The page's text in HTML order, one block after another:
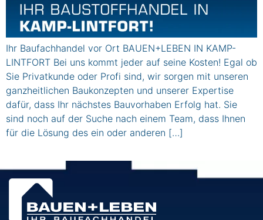
Ihr Baufachhandel vor Ort BAUEN+LEBEN IN KAMP-
LINTFORT Bei uns kommt jeder auf seine Kosten! Egal ob
Sie Privatkunde oder Profi sind, wir sorgen mit unseren
ganzheitlichen Baukonzepten und unserer Expertise
dafür, dass Ihr nächstes Bauvorhaben Erfolg hat. Sie
sind noch auf der Suche nach einem Team, dass Ihnen
für die Lösung des ein oder anderen […]